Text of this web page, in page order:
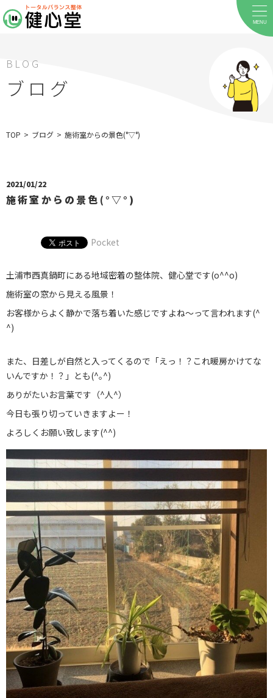
MENU
お客様の声
店舗案内
お問い合わせ
BLOG
ブログ
TOP > ブログ > 施術室からの景色(°▽°)
2021/01/22
施術室からの景色(°▽°)
Pocket
土浦市西真鍋町にある地域密着の整体院、健心堂です(o^^o)
施術室の窓から見える風景！
お客様からよく静かで落ち着いた感じですよね〜って言われます(^
^)
また、日差しが自然と入ってくるので「えっ！？これ暖房かけてな
いんですか！？」とも(^｡^)
ありがたいお言葉です（^人^）
今日も張り切っていきますよー！
よろしくお願い致します(^^)